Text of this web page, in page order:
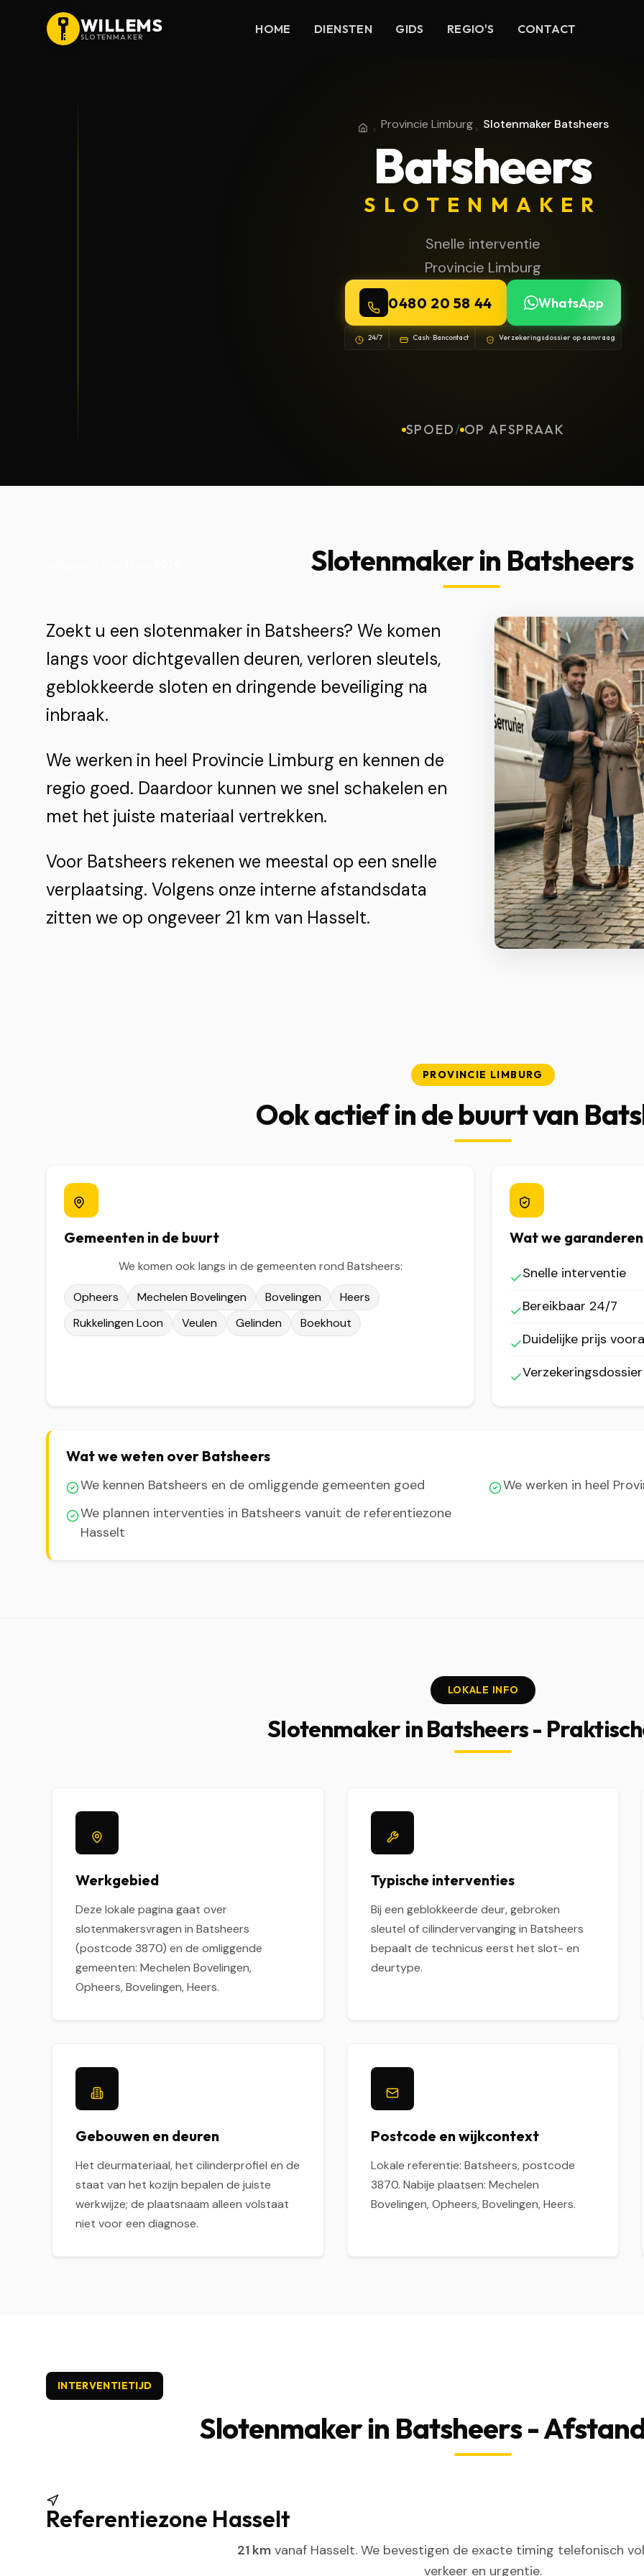
WILLEMS
SLOTENMAKER
HOME DIENSTEN GIDS REGIO'S CONTACT
HomeProvincie Limburg
Provincie Limburg Slotenmaker Batsheers
Batsheers
SLOTENMAKER
Snelle interventie
Provincie Limburg
0480 20 58 44 WhatsApp
24/7 Cash · Bancontact Verzekeringsdossier op aanvraag
SPOED/ OP AFSPRAAK
Slotenmaker in Batsheers
Zoekt u een slotenmaker in Batsheers? We komen
langs voor dichtgevallen deuren, verloren sleutels,
geblokkeerde sloten en dringende beveiliging na
inbraak.
We werken in heel Provincie Limburg en kennen de
regio goed. Daardoor kunnen we snel schakelen en
met het juiste materiaal vertrekken.
Voor Batsheers rekenen we meestal op een snelle
verplaatsing. Volgens onze interne afstandsdata
zitten we op ongeveer 21 km van Hasselt.
PROVINCIE LIMBURG
Ook actief in de buurt van
Gemeenten in de buurt
We komen ook langs in de gemeenten rond Batsheers:
Opheers Mechelen Bovelingen Bovelingen
Heers
Rukkelingen Loon
Veulen Gelinden Boekhout
Wat we garanderen
Snelle interventie
Bereikbaar 24/7
Duidelijke prijs
Wat we weten over Batsheers
We kennen Batsheers en de omliggende gemeenten goed
We werken in heel
We plannen interventies in Batsheers vanuit de referentiezone
Hasselt
LOKALE INFO
Slotenmaker in Batsheers -
Werkgebied
Deze lokale pagina gaat over
slotenmakersvragen in Batsheers
(postcode 3870) en de omliggende
gemeenten: Mechelen Bovelingen,
Opheers, Bovelingen, Heers.
Typische interventies
Bij een geblokkeerde deur, gebroken
sleutel of cilindervervanging in Batsheers
bepaalt de technicus eerst het slot- en
deurtype.
Gebouwen en deuren
Het deurmateriaal, het cilinderprofiel en de
staat van het kozijn bepalen de juiste
werkwijze; de plaatsnaam alleen volstaat
niet voor een diagnose.
Postcode en wijkcontext
Lokale referentie: Batsheers, postcode
3870. Nabije plaatsen: Mechelen
Bovelingen, Opheers, Bovelingen, Heers.
INTERVENTIETIJD
Slotenmaker in Batsheers -
Referentiezone Hasselt
21 kmvanaf Hasselt. We bevestigen de exacte timing telefonisch
verkeer en urgentie.